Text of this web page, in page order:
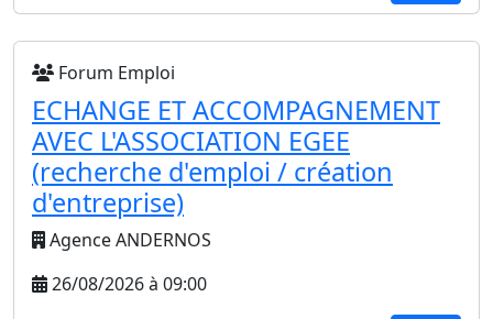
Forum Emploi
ECHANGE ET ACCOMPAGNEMENT
AVEC L'ASSOCIATION EGEE
(recherche d'emploi / création
d'entreprise)
Agence ANDERNOS
26/08/2026 à 09:00